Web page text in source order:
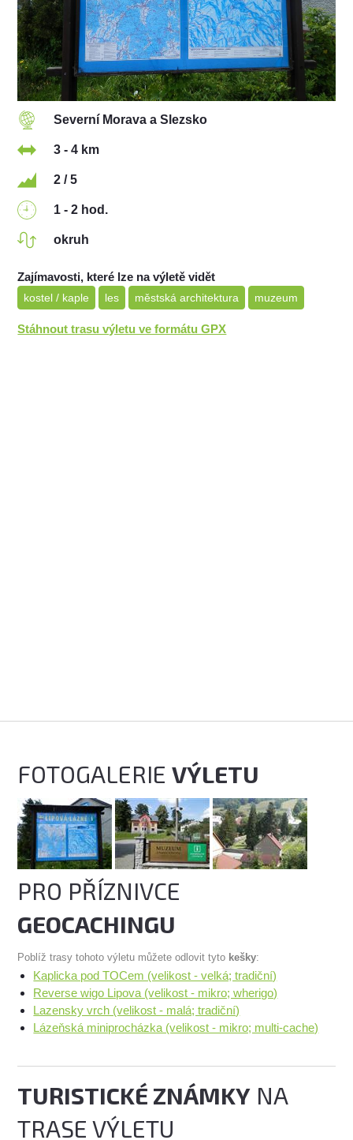
Severní Morava a Slezsko
3 - 4 km
2 / 5
1 - 2 hod.
okruh
Zajímavosti, které lze na výletě vidět
kostel / kaple les městská architektura muzeum
Stáhnout trasu výletu ve formátu GPX
FOTOGALERIEVÝLETU
PRO PŘÍZNIVCE
GEOCACHINGU
Poblíž trasy tohoto výletu můžete odlovit tyto kešky:
Kaplicka pod TOCem (velikost - velká; tradiční)
Reverse wigo Lipova (velikost - mikro; wherigo)
Lazensky vrch (velikost - malá; tradiční)
Lázeňská miniprocházka (velikost - mikro; multi-cache)
TURISTICKÉ ZNÁMKY NA
TRASE VÝLETU